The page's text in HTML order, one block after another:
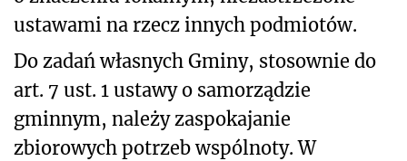
ustawami na rzecz innych podmiotów.
Do zadań własnych Gminy, stosownie do
art. 7 ust. 1 ustawy o samorządzie
gminnym, należy zaspokajanie
zbiorowych potrzeb wspólnoty. W